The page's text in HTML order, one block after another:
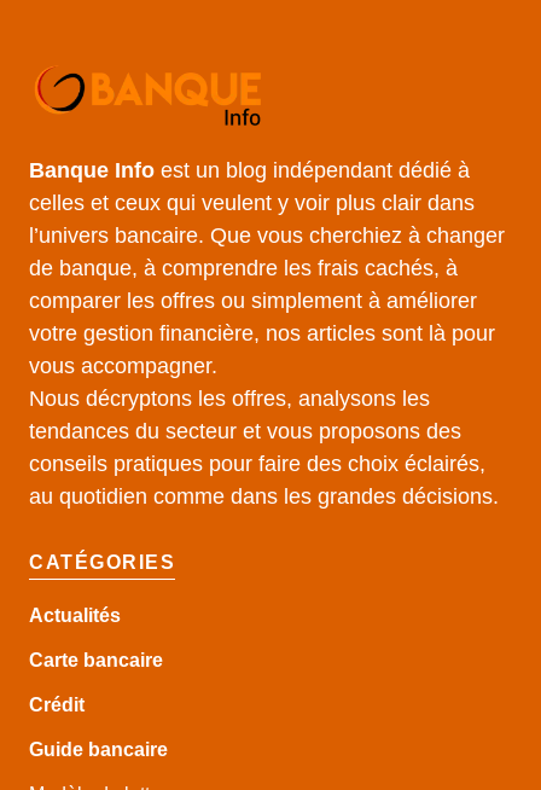
Banque Info est un blog indépendant dédié à
celles et ceux qui veulent y voir plus clair dans
l’univers bancaire. Que vous cherchiez à changer
de banque, à comprendre les frais cachés, à
comparer les offres ou simplement à améliorer
votre gestion financière, nos articles sont là pour
vous accompagner.
Nous décryptons les offres, analysons les
tendances du secteur et vous proposons des
conseils pratiques pour faire des choix éclairés,
au quotidien comme dans les grandes décisions.
CATÉGORIES
Actualités
Carte bancaire
Crédit
Guide bancaire